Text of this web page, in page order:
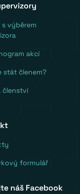
s výběrem
akcí
stát členem?
členství
formulář
náš Facebook